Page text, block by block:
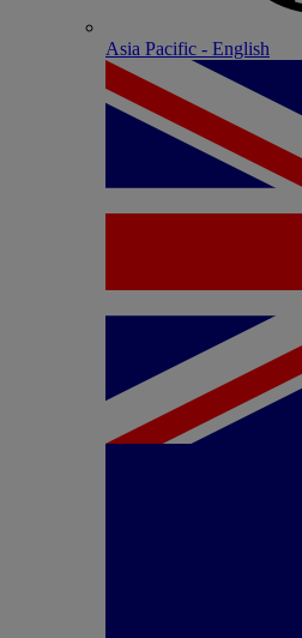
Asia Pacific - English